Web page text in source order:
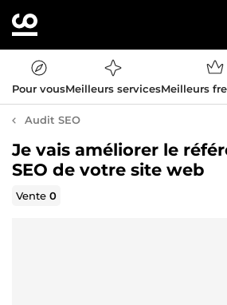
Pour vousMeilleurs servicesMeilleurs
Audit SEO
Je vais améliorer le
SEO de votre site web
Vente0